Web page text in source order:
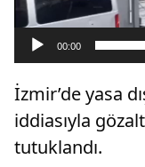
00:00
İzmir’de yasa
iddiasıyla
tutuklandı.